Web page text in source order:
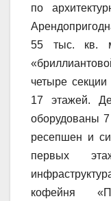
по
55 тыс. кв.
четыре
17 этажей.
оборудованы
ресепшен и
первых
кофейня